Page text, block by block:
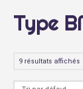
Type
9 résultats affichés